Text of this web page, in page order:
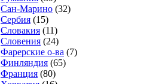
Сан-Марино (32)
Сербия (15)
Словакия (11)
Словения (24)
Фарерские о-ва (7)
Финляндия (65)
Франция (80)